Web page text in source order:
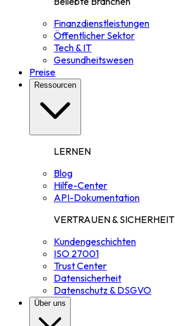
Finanzdienstleistungen
Öffentlicher Sektor
Tech & IT
Gesundheitswesen
Preise
Ressourcen
LERNEN
Blog
Hilfe-Center
API-Dokumentation
VERTRAUEN & SICHERHEIT
Kundengeschichten
ISO 27001
Trust Center
Datensicherheit
Datenschutz & DSGVO
Über uns